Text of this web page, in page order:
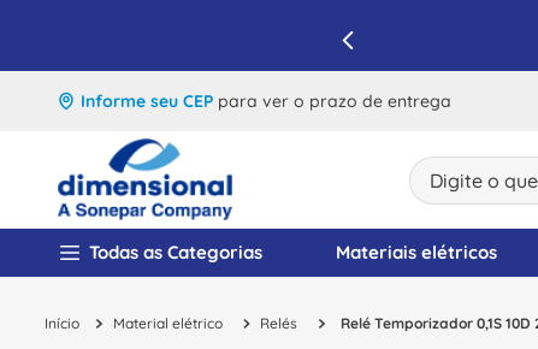
Informe seu CEP para ver o prazo de entrega
Digite o que
Todas as Categorias Materiais elétricos
Material elétrico Relés Relé Temporizador 0,1S 10D
1º disjuntor
2º cabo flexivel